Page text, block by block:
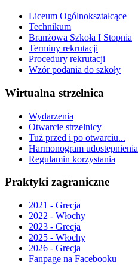
Liceum Ogólnokształcące
Technikum
Branżowa Szkoła I Stopnia
Terminy rekrutacji
Procedury rekrutacji
Wzór podania do szkoły
Wirtualna strzelnica
Wydarzenia
Otwarcie strzelnicy
Tuż przed i po otwarciu...
Harmonogram udostępnienia
Regulamin korzystania
Praktyki zagraniczne
2021 - Grecja
2022 - Włochy
2023 - Grecja
2025 - Włochy
2026 - Grecja
Fanpage na Facebooku